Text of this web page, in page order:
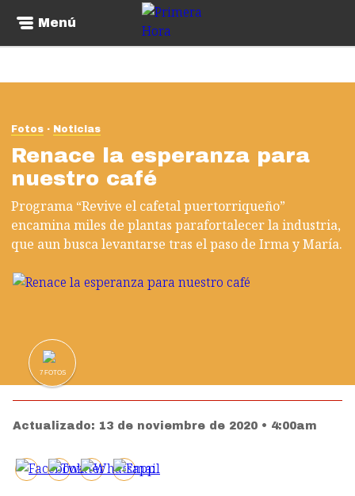
Menú
Fotos Noticias
Renace la esperanza para
nuestro café
Programa “Revive el cafetal puertorriqueño”
encamina miles de plantas parafortalecer la industria,
que aun busca levantarse tras el paso de Irma y María.
7FOTOS
Actualizado: 13 de noviembre de 2020 • 4:00am